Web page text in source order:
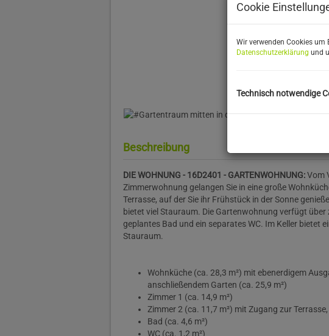
Beschreibung
DIE WOHNUNG - 16D2401 - GARTENWOHNUNG:Vom
Zimmerwohnung gelangen Sie in eine große
Terrasse, auf der Sie ihr Frühstück in der Sonne
bietet viel Stauraum. Die Gartenwohnung verfügt
geplantes Bad und ein separates WC. Im Keller bietet
Stauraum.
Wohnküche (ca. 28,3 m²) mit ebenerdigem
anschließendem Garten (ca. 25,9 m²)
Zimmer 1 (ca. 14,9 m²)
Zimmer 2 (ca. 11,7 m²) mit Zugang zur
Bad (ca. 4,6 m²)
WC (ca. 1,2 m²)
Cookie
Wir verwenden Cookies
Datenschutzerklärung und
Technisch notwendige